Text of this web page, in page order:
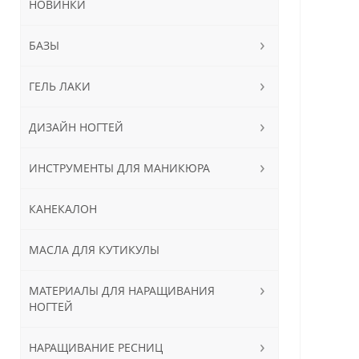
НОВИНКИ
БАЗЫ
ГЕЛЬ ЛАКИ
ДИЗАЙН НОГТЕЙ
ИНСТРУМЕНТЫ ДЛЯ МАНИКЮРА
КАНЕКАЛОН
МАСЛА ДЛЯ КУТИКУЛЫ
МАТЕРИАЛЫ ДЛЯ НАРАЩИВАНИЯ
НОГТЕЙ
НАРАЩИВАНИЕ РЕСНИЦ